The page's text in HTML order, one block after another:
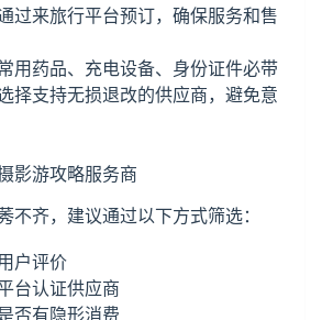
过来旅行平台预订，确保服务和售
用药品、充电设备、身份证件必带
择支持无损退改的供应商，避免意
影游攻略服务商
不齐，建议通过以下方式筛选：
户评价
台认证供应商
否有隐形消费